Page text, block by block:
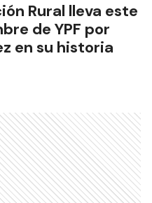
Rural lleva este
de YPF por
en su historia